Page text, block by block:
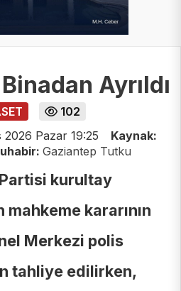
Ayrıldı
102
2026 Pazar 19:25
Kaynak:
Gaziantep Tutku
kurultay
kararının
Merkezi polis
tahliye edilirken,